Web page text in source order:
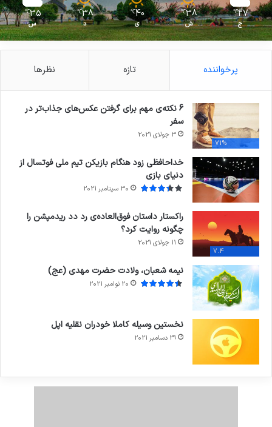
27
℃
ج
38
℃
ش
40
℃
ی
38
℃
د
35
℃
س
پرخواننده تازه نظرها
71%
6 نکته‌ی مهم برای گرفتن عکس‌های جذاب‌تر در
سفر
3 جولای 2021
خداحافظی زود هنگام بازیکن تیم ملی فوتسال از
دنیای بازی
30 سپتامبر 2021
7.4
راکستار داستان فوق‌العاده‌ی رد دد ریدمپشن را
چگونه روایت کرد؟
11 جولای 2021
نیمه شعبان، ولادت حضرت مهدی (عج)
20 نوامبر 2021
نخستین وسیله کاملا خودران نقلیه اپل
29 دسامبر 2021